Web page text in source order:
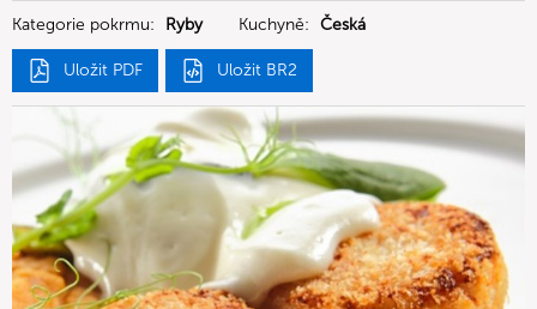
Kategorie pokrmu: Ryby Kuchyně: Česká
Uložit PDF Uložit BR2